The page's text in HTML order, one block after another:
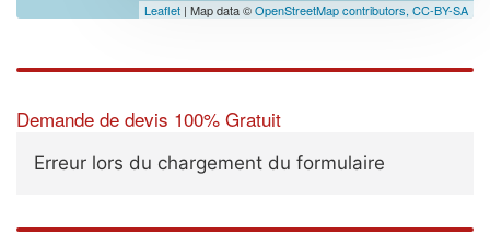
Leaflet | Map data ©OpenStreetMap contributors, CC-BY-SA
Demande de devis 100% Gratuit
Erreur lors du chargement du formulaire